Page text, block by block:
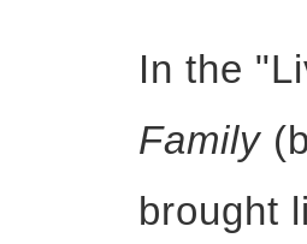
In the
Family
brought